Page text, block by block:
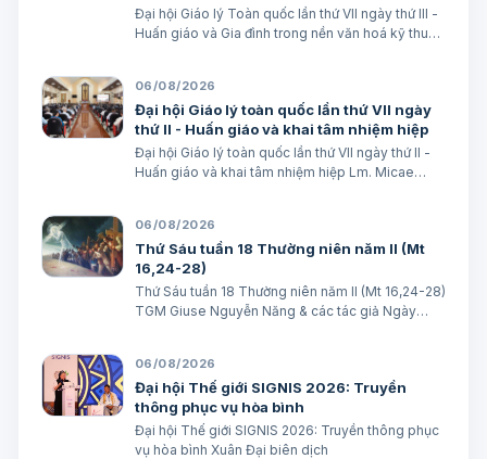
Đại hội Giáo lý Toàn quốc lần thứ VII ngày thứ III -
Huấn giáo và Gia đình trong nền văn hoá kỹ thuật
06/08/2026
Đại hội Giáo lý toàn quốc lần thứ VII ngày
thứ II - Huấn giáo và khai tâm nhiệm hiệp
Đại hội Giáo lý toàn quốc lần thứ VII ngày thứ II -
Huấn giáo và khai tâm nhiệm hiệp Lm. Micae
06/08/2026
Thứ Sáu tuần 18 Thường niên năm II (Mt
16,24-28)
Thứ Sáu tuần 18 Thường niên năm II (Mt 16,24-28)
TGM Giuse Nguyễn Năng & các tác giả Ngày
6-7 “Khốn cho thành khát má…
06/08/2026
Đại hội Thế giới SIGNIS 2026: Truyền
thông phục vụ hòa bình
Đại hội Thế giới SIGNIS 2026: Truyền thông phục
vụ hòa bình Xuân Đại biên dịch